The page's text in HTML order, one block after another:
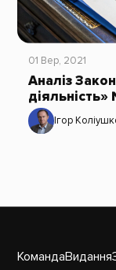
01 Вер, 2021
Аналіз
Ігор
КомандаВидання